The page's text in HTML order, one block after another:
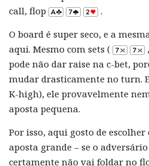
call, flop
.
O board é super seco, e a
aqui. Mesmo com sets (
,
pode não dar raise na c-bet,
mudar drasticamente no turn.
K-high), ele provavelmente
aposta pequena.
Por isso, aqui gosto de
aposta grande – se o
certamente não vai foldar no